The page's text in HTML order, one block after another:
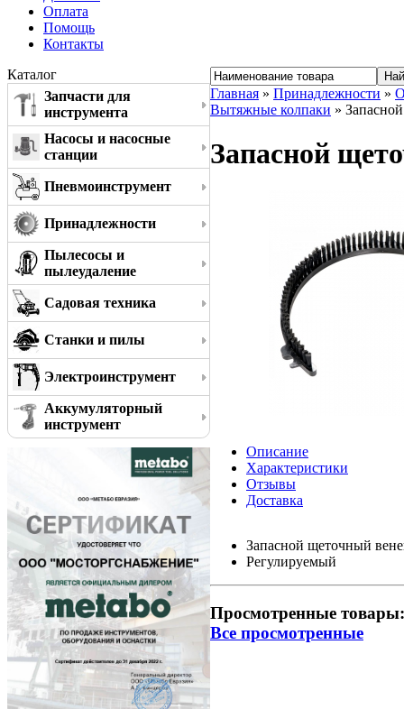
Оплата
Помощь
Контакты
Каталог
Запчасти для
инструмента
Насосы и насосные
станции
Пневмоинструмент
Принадлежности
Пылесосы и
пылеудаление
Садовая техника
Станки и пилы
Электроинструмент
Аккумуляторный
инструмент
Главная » Принадлежности »
Вытяжные колпаки »
Запасной
Описание
Характеристики
Отзывы
Доставка
Запасной щеточный
Регулируемый
Просмотренные товары:
Все просмотренные